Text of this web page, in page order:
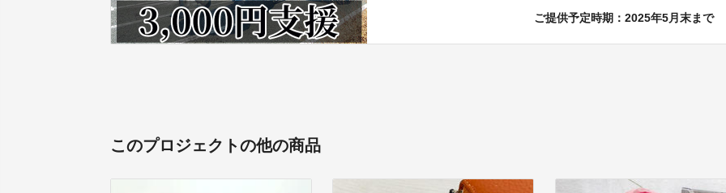
ご提供予定時期：2025年5月末まで
このプロジェクトの他の商品